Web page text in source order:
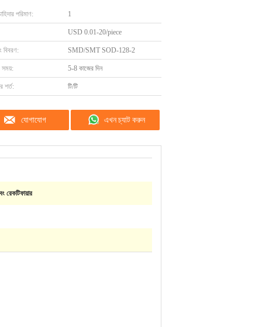
পরিমাণ: 1
USD 0.01-20/piece
বিবরণ: SMD/SMT SOD-128-2
সময়: 5-8 কাজের দিন
শর্ত: টি/টি
যোগাযোগ এখন চ্যাট করুন
রেকটিফায়ার